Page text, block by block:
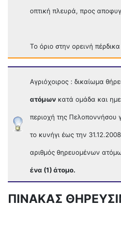
οπτική πλευρά, προς
Το όριο στην ορεινή πέρδικα
Αγριόχοιρος : δικαίωμα
ατόμων κατά ομάδα και
περιοχή της Πελοποννήσου
το κυνήγι έως την
αριθμός θηρευομένων
ένα (1) άτομο.
ΠΙΝΑΚΑΣ